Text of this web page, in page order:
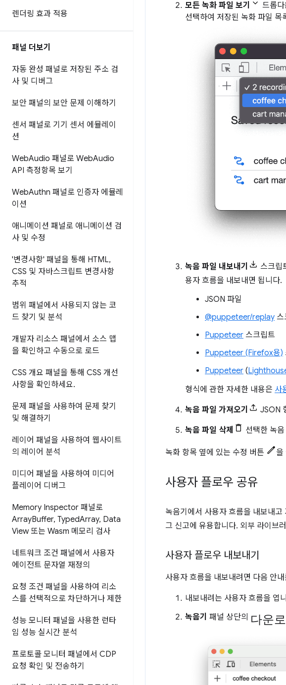
렌더링 효과 적용
패널 더보기
자동 완성 패널로 저장된 주소 검
사 및 디버그
보안 패널의 보안 문제 이해하기
센서 패널로 기기 센서 에뮬레이
션
WebAudio 패널로 WebAudio
API 측정항목 보기
WebAuthn 패널로 인증자 에뮬레
이션
애니메이션 패널로 애니메이션 검
사 및 수정
'변경사항' 패널을 통해 HTML,
CSS 및 자바스크립트 변경사항
추적
범위 패널에서 사용되지 않는 코
드 찾기 및 분석
개발자 리소스 패널에서 소스 맵
을 확인하고 수동으로 로드
CSS 개요 패널을 통해 CSS 개선
사항을 확인하세요.
문제 패널을 사용하여 문제 찾기
및 해결하기
레이어 패널을 사용하여 웹사이트
의 레이어 분석
미디어 패널을 사용하여 미디어
플레이어 디버그
Memory Inspector 패널로
ArrayBuffer, TypedArray, Data
View 또는 Wasm 메모리 검사
네트워크 조건 패널에서 사용자
에이전트 문자열 재정의
요청 조건 패널을 사용하여 리소
스를 선택적으로 차단하거나 제한
성능 모니터 패널을 사용한 런타
임 성능 실시간 분석
프로토콜 모니터 패널에서 CDP
요청 확인 및 전송하기
모든 녹화 파일 보기
드롭
선택하여 저장된 녹화 파일 목
녹음 파일 내보내기
스크립
용자 흐름을 내보내면 됩니다.
JSON 파일
@puppeteer/replay 스
Puppeteer 스크립트
Puppeteer (Firefox용)
Puppeteer (
형식에 관한 자세한 내용은 사
녹음 파일 가져오기 JSON
녹음 파일 삭제 선택한 녹
녹화 항목 옆에 있는 수정 버튼 을
사용자 플로우 공유
녹음기에서 사용자 흐름을 내보내
그 신고에 유용합니다. 외부 라이브
사용자 플로우 내보내기
사용자 흐름을 내보내려면 다음 안
내보내려는 사용자 흐름을 엽
녹음기 패널 상단의 다운